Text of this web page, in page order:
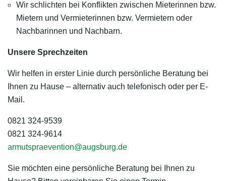
Wir schlichten bei Konflikten zwischen Mieterinnen bzw.
Mietern und Vermieterinnen bzw. Vermietern oder
Nachbarinnen und Nachbarn.
Unsere Sprechzeiten
Wir helfen in erster Linie durch persönliche Beratung bei
Ihnen zu Hause – alternativ auch telefonisch oder per E-
Mail.
0821 324-9539
0821 324-9614
armutspraevention@augsburg.de
Sie möchten eine persönliche Beratung bei Ihnen zu